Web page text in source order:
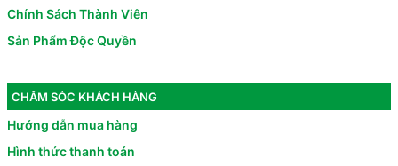
Chính Sách Thành Viên
Sản Phẩm Độc Quyền
CHĂM SÓC KHÁCH HÀNG
Hướng dẫn mua hàng
Hình thức thanh toán